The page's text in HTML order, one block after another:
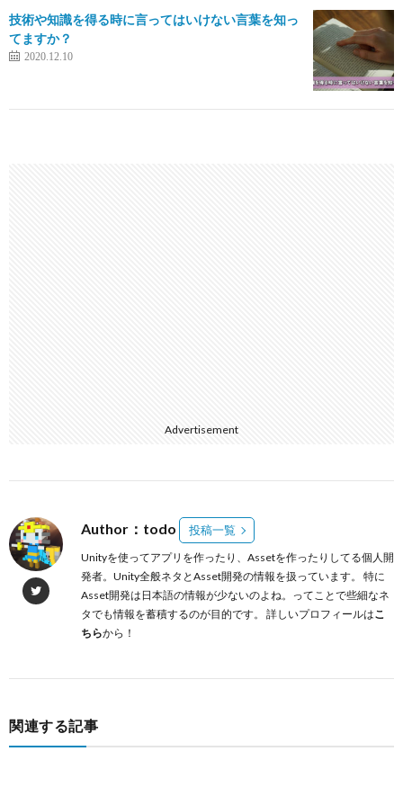
技術や知識を得る時に言ってはいけない言葉を知っ
てますか？
2020.12.10
Advertisement
Author：todo 投稿一覧
Unityを使ってアプリを作ったり、Assetを作ったりしてる個人開
発者。Unity全般ネタとAsset開発の情報を扱っています。 特に
Asset開発は日本語の情報が少ないのよね。ってことで些細なネ
タでも情報を蓄積するのが目的です。 詳しいプロフィールはこ
ちらから！
関連する記事